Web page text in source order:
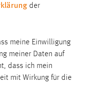
der
meine Einwilligung
meiner Daten auf
dass ich mein
mit Wirkung für die
Einverständnis-